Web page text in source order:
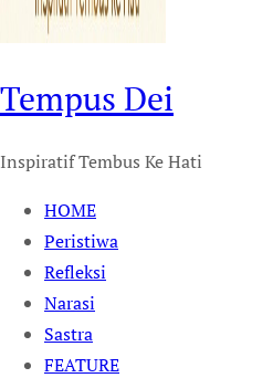
Tempus Dei
Inspiratif Tembus Ke Hati
HOME
Peristiwa
Refleksi
Narasi
Sastra
FEATURE